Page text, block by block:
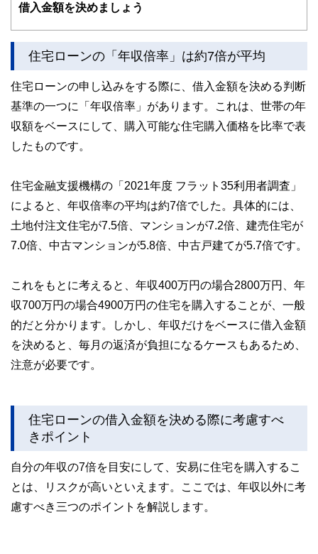
ドバイザー、DCプランナー、公認会計士、社会保険労務
をわかりやすく発信している点です。
このように編集経験豊富なメンバーと金融や経済に精通した
やすさはもちろんのこと、読み応えのあるコンテンツと確か
な情報発信を実現しています。
私たちは、快適でより良い生活のアイデアを提供するお金の
借入金額を決めましょう
住宅ローンの「年収倍率」は約7倍が平均
住宅ローンの申し込みをする際に、借入金額を決める判断
基準の一つに「年収倍率」があります。これは、世帯の年
収額をベースにして、購入可能な住宅購入価格を比率で表
したものです。
住宅金融支援機構の「2021年度 フラット35利用者調査」
によると、年収倍率の平均は約7倍でした。具体的には、
土地付注文住宅が7.5倍、マンションが7.2倍、建売住宅が
7.0倍、中古マンションが5.8倍、中古戸建てが5.7倍です。
これをもとに考えると、年収400万円の場合2800万円、年
収700万円の場合4900万円の住宅を購入することが、一般
的だと分かります。しかし、年収だけをベースに借入金額
を決めると、毎月の返済が負担になるケースもあるため、
注意が必要です。
住宅ローンの借入金額を決める際に考慮すべ
きポイント
自分の年収の7倍を目安にして、安易に住宅を購入するこ
とは、リスクが高いといえます。ここでは、年収以外に考
慮すべき三つのポイントを解説します。